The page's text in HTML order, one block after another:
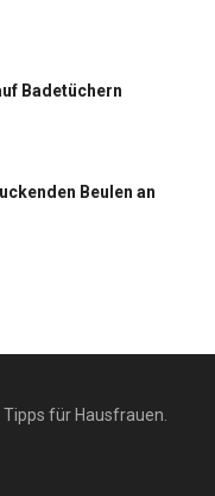
Badetüchern
Beulen an
für Hausfrauen.